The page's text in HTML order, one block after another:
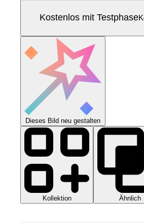
Kostenlos mit Testphase
Dieses Bild neu gestalten
Kollektion Ähnlich